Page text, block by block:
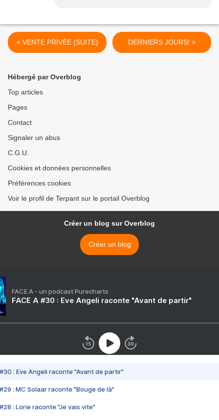
< VENTE PRIVÉE (SUITE) DERNIERS JOURS! >
Hébergé par Overblog
Top articles
Pages
Contact
Signaler un abus
C.G.U.
Cookies et données personnelles
Préférences cookies
Voir le profil de Terpant sur le portail Overblog
Créer un blog sur Overblog
Créer un blog
FACE A - un podcast Purecharts
FACE A #30 : Eve Angeli raconte "Avant de partir"
#30 : Eve Angeli raconte "Avant de partir"
#29 : MC Solaar raconte "Bouge de là"
#28 : Lorie raconte "Je vais vite"